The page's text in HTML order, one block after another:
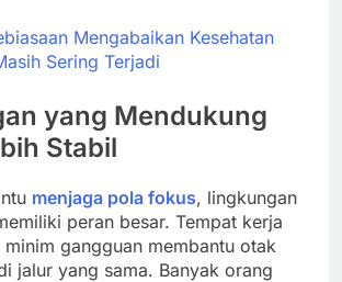
Mengabaikan Kesehatan
Sering Terjadi
yang Mendukung
Stabil
menjaga pola fokus, lingkungan
peran besar. Tempat kerja
gangguan membantu otak
jalur yang sama. Banyak orang